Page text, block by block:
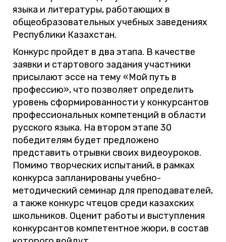
языка и литературы, работающих в
общеобразовательных учебных заведениях
Республики Казахстан.
Конкурс пройдет в два этапа. В качестве
заявки и стартового задания участники
присылают эссе на тему «Мой путь в
профессию», что позволяет определить
уровень сформированности у конкурсантов
профессиональных компетенций в области
русского языка. На втором этапе 30
победителям будет предложено
представить отрывки своих видеоуроков.
Помимо творческих испытаний, в рамках
конкурса запланированы учебно-
методический семинар для преподавателей,
а также конкурс чтецов среди казахских
школьников. Оценит работы и выступления
конкурсантов компетентное жюри, в состав